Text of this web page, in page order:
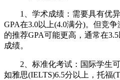
1、学术成绩：需要具有优异
GPA在3.0以上(4.0满分)。但竞
的推荐GPA可能更高，通常在
成绩。
2、标准化考试：国际学生可
如雅思(IELTS)6.5分以上，托福